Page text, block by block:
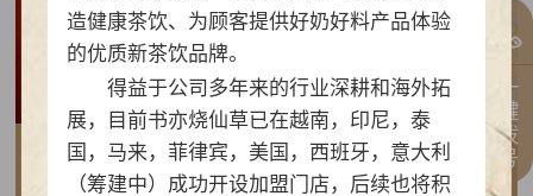
一键拨号
2026-07-30
造健康茶饮、为顾客提供好奶好料产品体验
的优质新茶饮品牌。
得益于公司多年来的行业深耕和海外拓
展，目前书亦烧仙草已在越南，印尼，泰
国，马来，菲律宾，美国，西班牙，意大利
（筹建中）成功开设加盟门店，后续也将积